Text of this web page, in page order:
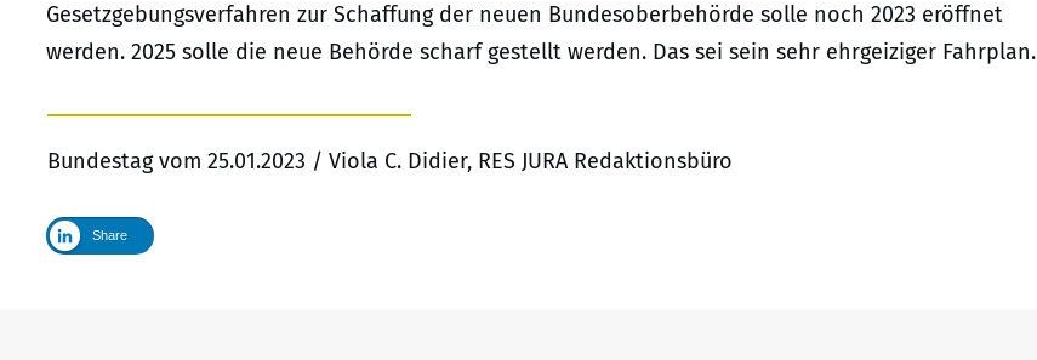
Gesetzgebungsverfahren zur Schaffung der neuen Bundesoberbehörde solle noch 2023 eröffnet
werden. 2025 solle die neue Behörde scharf gestellt werden. Das sei sein sehr ehrgeiziger Fahrplan.
Bundestag vom 25.01.2023 / Viola C. Didier, RES JURA Redaktionsbüro
Share